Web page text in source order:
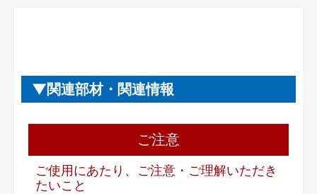
関連部材・関連情報
ご注意
ご使用にあたり、ご注意・ご理解いただき
たいこと